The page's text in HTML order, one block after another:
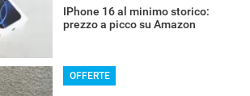
IPhone 16 al minimo storico:
prezzo a picco su Amazon
OFFERTE